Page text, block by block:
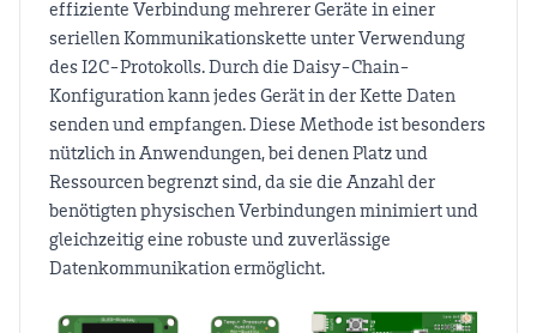
effiziente Verbindung mehrerer Geräte in einer
seriellen Kommunikationskette unter Verwendung
des I2C-Protokolls. Durch die Daisy-Chain-
Konfiguration kann jedes Gerät in der Kette Daten
senden und empfangen. Diese Methode ist besonders
nützlich in Anwendungen, bei denen Platz und
Ressourcen begrenzt sind, da sie die Anzahl der
benötigten physischen Verbindungen minimiert und
gleichzeitig eine robuste und zuverlässige
Datenkommunikation ermöglicht.